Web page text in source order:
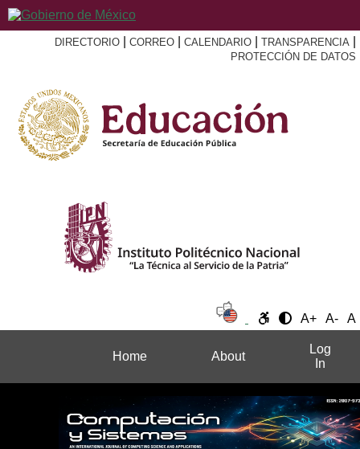
DIRECTORIO CORREO CALENDARIO TRANSPARENCIA
PROTECCIÓN DE DATOS
A+ A- A
Home About
Log
In